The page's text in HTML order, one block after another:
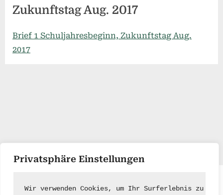
Privatsphäre Einstellungen
Wir verwenden Cookies, um Ihr Surferlebnis zu
Zukunftstag Aug. 2017
Brief 1 Schuljahresbeginn, Zukunftstag Aug.
2017
Impressum Kontakt